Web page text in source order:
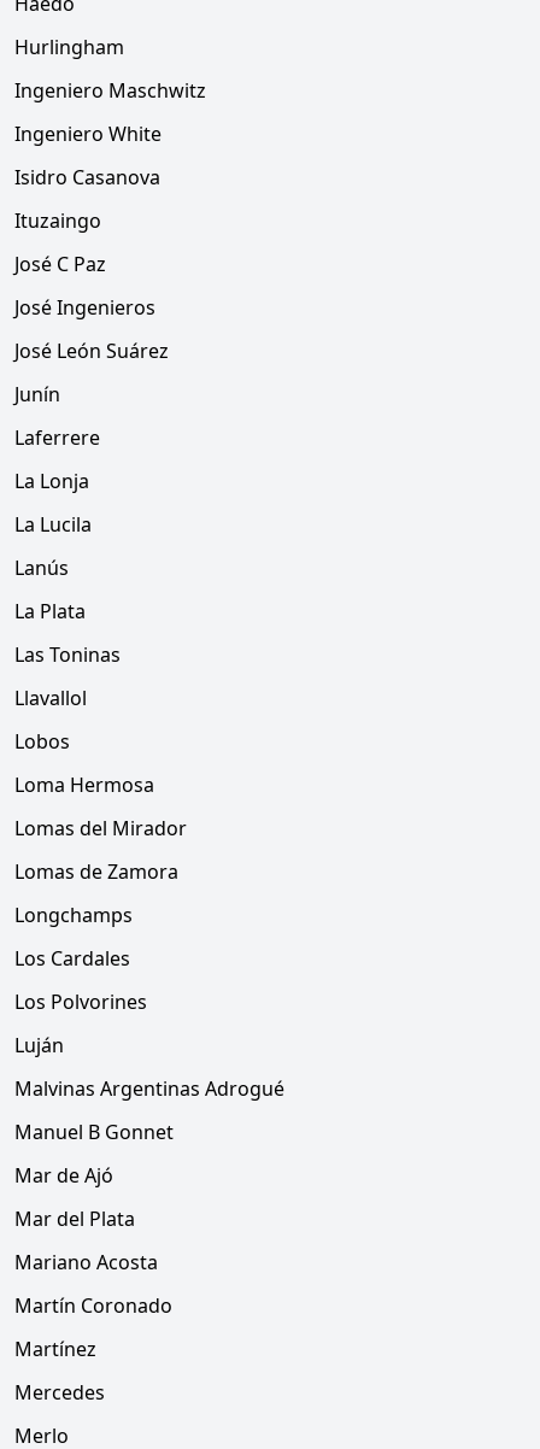
Hurlingham
Ingeniero Maschwitz
Ingeniero White
Isidro Casanova
Ituzaingo
José C Paz
José Ingenieros
José León Suárez
Junín
Laferrere
La Lonja
La Lucila
Lanús
La Plata
Las Toninas
Llavallol
Lobos
Loma Hermosa
Lomas del Mirador
Lomas de Zamora
Longchamps
Los Cardales
Los Polvorines
Luján
Malvinas Argentinas Adrogué
Manuel B Gonnet
Mar de Ajó
Mar del Plata
Mariano Acosta
Martín Coronado
Martínez
Mercedes
Merlo